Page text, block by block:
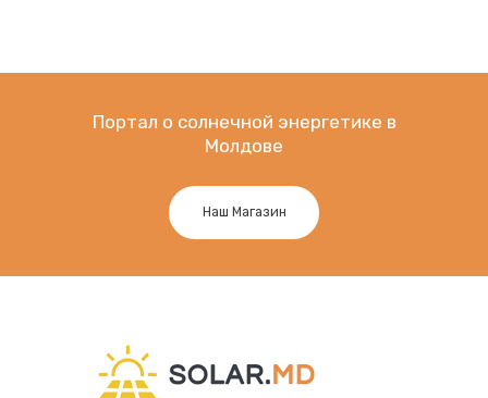
Портал о солнечной энергетике в
Молдове
Наш Магазин